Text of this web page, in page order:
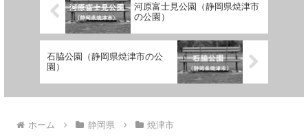
河原富士見公園（静岡県焼津市
の公園）
石脇公園（静岡県焼津市の公
園）
ホーム 静岡県 焼津市